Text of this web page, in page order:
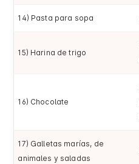
14) Pasta para sopa
15) Harina de trigo
16) Chocolate
17) Galletas marías, de
animales y saladas